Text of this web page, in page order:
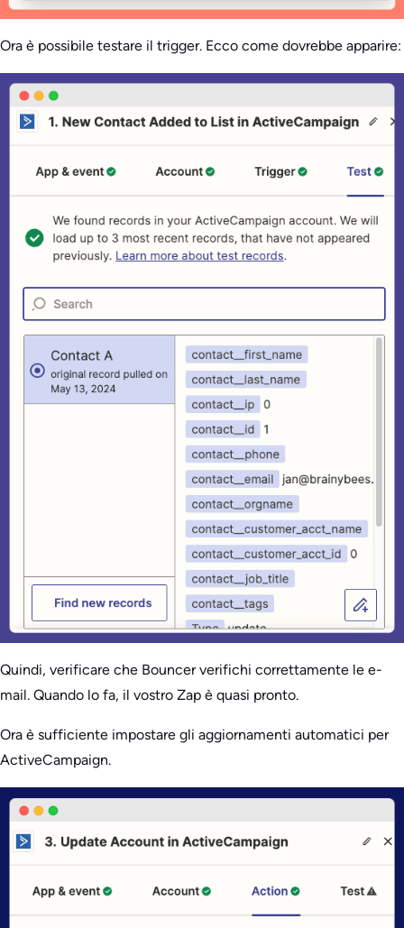
Ora è possibile testare il trigger. Ecco come dovrebbe apparire:
Quindi, verificare che Bouncer verifichi correttamente le e-
mail. Quando lo fa, il vostro Zap è quasi pronto.
Ora è sufficiente impostare gli aggiornamenti automatici per
ActiveCampaign.